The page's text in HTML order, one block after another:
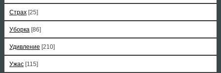
Страх [25]
Уборка [86]
Удивление [210]
Ужас [115]